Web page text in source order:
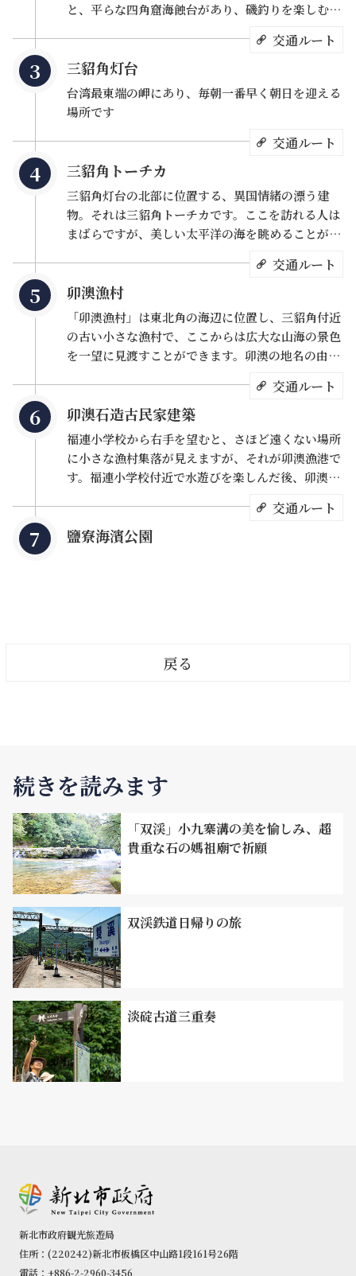
潮風に吹かれながら波の音に耳を傾け、浜海公路に沿って
自転車を走らせる、ひと味違った低炭素エコ旅行はいかが
ですか？
と、平らな四角窟海蝕台があり、磯釣りを楽しむ釣
山島が見え、左手には台湾最東端に当たる三貂角灯
台が立っています。自転車で「旧草嶺環状線自転車
道」を走行する場合は、ここで山と海の絶景を眺め
ながら、少し休憩を取るといいでしょう。高台に広
チックな風景から、近年はウェディングフォトスポ
ットとしても人気です。 「四角窟展望台」は大きな
ハート形の外観が特徴で、白い小石が敷かれている
ほか、中空のダブルハートもあしらわれており、カ
ップルに大変人気があります。
交通ルート
三貂角灯台
台湾最東端の岬にあり、毎朝一番早く朝日を迎える
場所です
交通ルート
三貂角トーチカ
三貂角灯台の北部に位置する、異国情緒の漂う建
物。それは三貂角トーチカです。ここを訪れる人は
まばらですが、美しい太平洋の海を眺めることがで
「サンティアゴ」と名付けたことから、現在この地
は「三貂角」と呼ばれています。ここには台湾の眼
と呼ばれる「三貂角灯台」があるほか、さらに北へ
少し進むと「三貂角トーチカ」があり、ここからは
台湾の最東端「馬崗漁村」を見ることができます。
改築された展望台の白い建物と丸い屋根は地中海ム
ードがたっぷりで、もし日の出前にここに来ること
ができたなら、青いギリシャのような幻想的な風景
をカメラに収めることができるかもしれません！
交通ルート
卯澳漁村
「卯澳漁村」は東北角の海辺に位置し、三貂角付近
の古い小さな漁村で、ここからは広大な山海の景色
を一望に見渡すことができます。卯澳の地名の由来
に、その形が漢字の「卯」に似ていることからその
名前が付いたようです。百年以上もの間、ここの住
人はアワビの養殖と魚を捕ることで生計を立て、素
朴な暮らしをしてきました。ここに来たら、絶対に
「百年の石造りの家」を写真に収めましょう。当時
のケタガラン族(台湾原住民)の住民たちの生活に思
いを馳せることができる貴重な文化遺産です。皆さ
んに、教える価値があるものと言えば、卯澳漁村に
はもう1グループ特別な村民がいるということで
交通ルート
卯澳石造古民家建築
福連小学校から右手を望むと、さほど遠くない場所
に小さな漁村集落が見えますが、それが卯澳漁港で
す。福連小学校付近で水遊びを楽しんだ後、卯澳漁
入る手前付近に、石造りの古民家が数軒立っていま
す。石材には海岸の砂岩、小屋組には台湾東部の竹
交通ルート
鹽寮海濱公園
戻る
続きを読みます
「双渓」小九寨溝の美を愉しみ、超
貴重な石の媽祖廟で祈願
双渓鉄道日帰りの旅
淡碇古道三重奏
新北市政府観光旅遊局
住所：(220242)新北市板橋区中山路1段161号26階
電話：+886-2-2960-3456